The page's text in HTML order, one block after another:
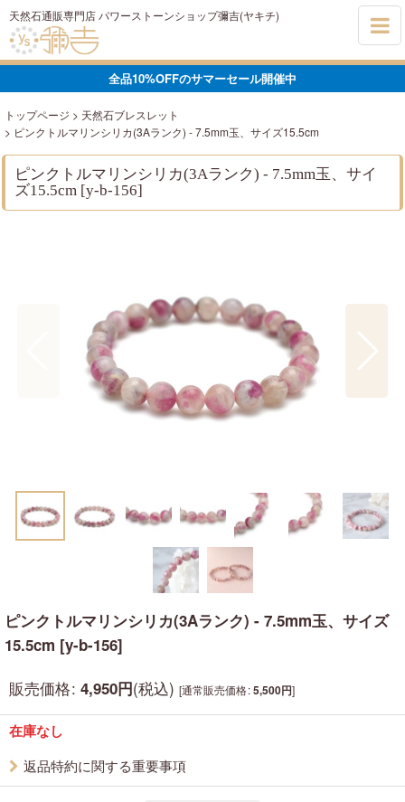
天然石通販専門店 パワーストーンショップ彌吉(ヤキチ)
全品10%OFFのサマーセール開催中
トップページ > 天然石ブレスレット
> ピンクトルマリンシリカ(3Aランク) - 7.5mm玉、サイズ15.5cm
ピンクトルマリンシリカ(3Aランク) - 7.5mm玉、サイ
ズ15.5cm [y-b-156]
ピンクトルマリンシリカ(3Aランク) - 7.5mm玉、サイズ
15.5cm [y-b-156]
販売価格: 4,950円(税込) [通常販売価格:5,500円]
在庫なし
返品特約に関する重要事項